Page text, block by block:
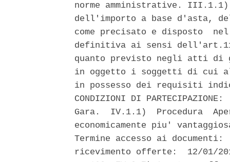
norme amministrative.
dell'importo a base d'asta,
come precisato e disposto
definitiva ai sensi
quanto previsto negli atti di
in oggetto i soggetti di cui
in possesso dei requisiti
CONDIZIONI DI
Gara.  IV.1.1)  Procedura
economicamente piu'
Termine accesso ai
ricevimento offerte:  12/01/